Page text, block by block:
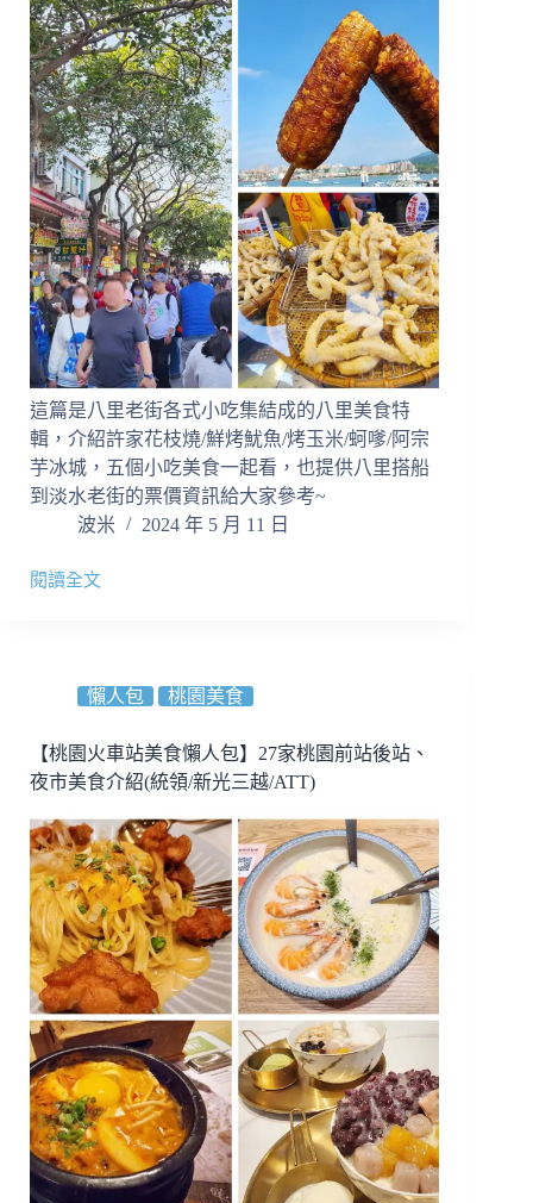
和
國
中
站
美
食
地
圖
｜
車
路
頭
商
圈
11
個
好
吃
好
玩
在
這篇是八里老街各式小吃集結成的八里美食特
輯，介紹許家花枝燒/鮮烤魷魚/烤玉米/蚵嗲/阿宗
芋冰城，五個小吃美食一起看，也提供八里搭船
到淡水老街的票價資訊給大家參考~
波米
2024 年 5 月 11 日
閱讀全文
【八
八
里
老
街
有
什
麼
好
吃
的
呢？
推
薦
烤
魷
魚/
烤
玉
米/
懶人包 桃園美食
【桃園火車站美食懶人包】27家桃園前站後站、
夜市美食介紹(統領/新光三越/ATT)